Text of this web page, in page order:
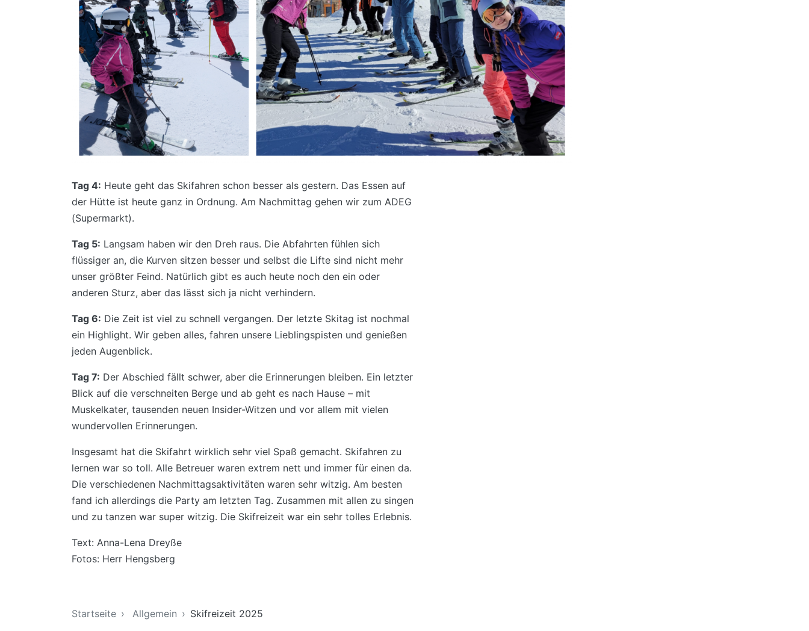
Tag 4: Heute geht das Skifahren schon besser als gestern. Das Essen auf
der Hütte ist heute ganz in Ordnung. Am Nachmittag gehen wir zum ADEG
(Supermarkt).
Tag 5: Langsam haben wir den Dreh raus. Die Abfahrten fühlen sich
flüssiger an, die Kurven sitzen besser und selbst die Lifte sind nicht mehr
unser größter Feind. Natürlich gibt es auch heute noch den ein oder
anderen Sturz, aber das lässt sich ja nicht verhindern.
Tag 6: Die Zeit ist viel zu schnell vergangen. Der letzte Skitag ist nochmal
ein Highlight. Wir geben alles, fahren unsere Lieblingspisten und genießen
jeden Augenblick.
Tag 7: Der Abschied fällt schwer, aber die Erinnerungen bleiben. Ein letzter
Blick auf die verschneiten Berge und ab geht es nach Hause – mit
Muskelkater, tausenden neuen Insider-Witzen und vor allem mit vielen
wundervollen Erinnerungen.
Insgesamt hat die Skifahrt wirklich sehr viel Spaß gemacht. Skifahren zu
lernen war so toll. Alle Betreuer waren extrem nett und immer für einen da.
Die verschiedenen Nachmittagsaktivitäten waren sehr witzig. Am besten
fand ich allerdings die Party am letzten Tag. Zusammen mit allen zu singen
und zu tanzen war super witzig. Die Skifreizeit war ein sehr tolles Erlebnis.
Text: Anna-Lena Dreyße
Fotos: Herr Hengsberg
Startseite Allgemein Skifreizeit 2025